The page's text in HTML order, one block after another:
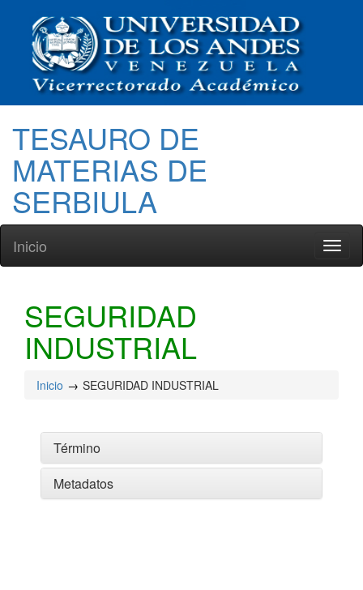
TESAURO DE
MATERIAS DE
SERBIULA
Inicio
SEGURIDAD
INDUSTRIAL
Inicio SEGURIDAD INDUSTRIAL
Término
Metadatos